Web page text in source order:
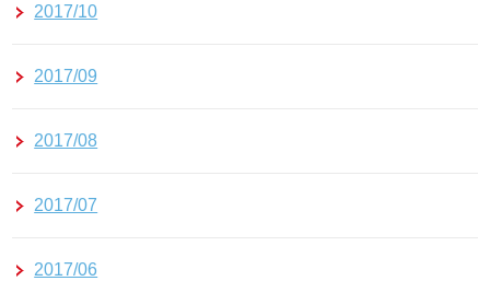
2017/10
2017/09
2017/08
2017/07
2017/06